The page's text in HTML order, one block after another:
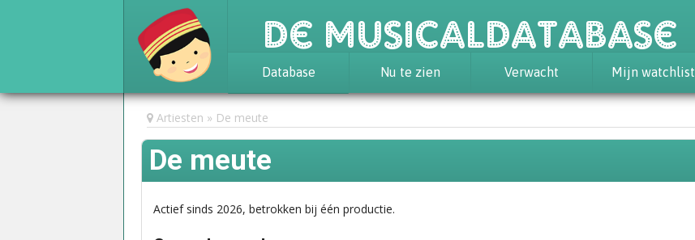
De Musicaldatabase
Database
Achtergrond
Awards
Statistieken
Nu te zien Verwacht Mijn watchlist
Artiesten De meute
De meute
Actief sinds 2026, betrokken bij één productie.